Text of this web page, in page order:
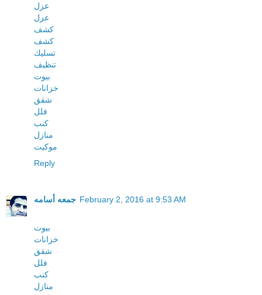
عزل
عزل
كشف
كشف
تسليك
تنظيف
بيوت
خزانات
شقق
فلل
كنب
منازل
موكيت
Reply
جمعه أسامه February 2, 2016 at 9:53 AM
بيوت
خزانات
شقق
فلل
كنب
منازل